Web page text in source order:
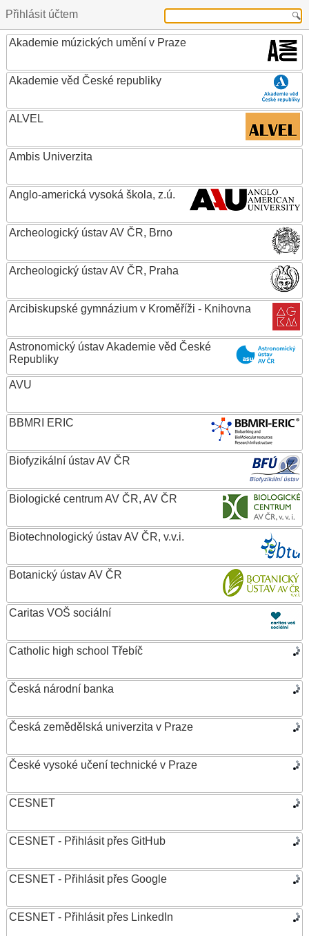
Přihlásit účtem
Akademie múzických umění v Praze
Akademie věd České republiky
ALVEL
Ambis Univerzita
Anglo-americká vysoká škola, z.ú.
Archeologický ústav AV ČR, Brno
Archeologický ústav AV ČR, Praha
Arcibiskupské gymnázium v Kroměříži - Knihovna
Astronomický ústav Akademie věd České
Republiky
AVU
BBMRI ERIC
Biofyzikální ústav AV ČR
Biologické centrum AV ČR, AV ČR
Biotechnologický ústav AV ČR, v.v.i.
Botanický ústav AV ČR
Caritas VOŠ sociální
Catholic high school Třebíč
Česká národní banka
Česká zemědělská univerzita v Praze
České vysoké učení technické v Praze
CESNET
CESNET - Přihlásit přes GitHub
CESNET - Přihlásit přes Google
CESNET - Přihlásit přes LinkedIn